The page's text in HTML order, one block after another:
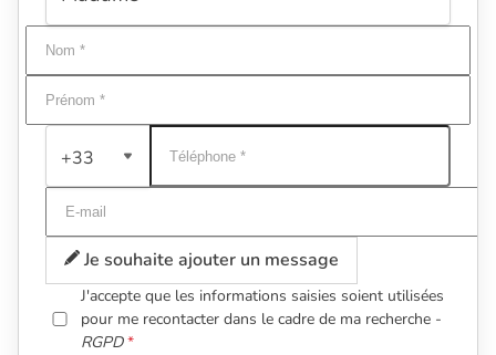
+33
Je souhaite ajouter un message
J'accepte que les informations saisies soient utilisées
pour me recontacter dans le cadre de ma recherche -
RGPD